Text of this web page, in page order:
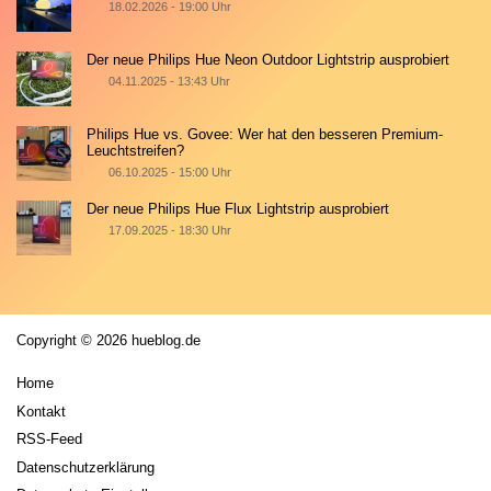
18.02.2026 - 19:00 Uhr
Der neue Philips Hue Neon Outdoor Lightstrip ausprobiert
04.11.2025 - 13:43 Uhr
Philips Hue vs. Govee: Wer hat den besseren Premium-
Leuchtstreifen?
06.10.2025 - 15:00 Uhr
Der neue Philips Hue Flux Lightstrip ausprobiert
17.09.2025 - 18:30 Uhr
Copyright © 2026 hueblog.de
Home
Kontakt
RSS-Feed
Datenschutzerklärung